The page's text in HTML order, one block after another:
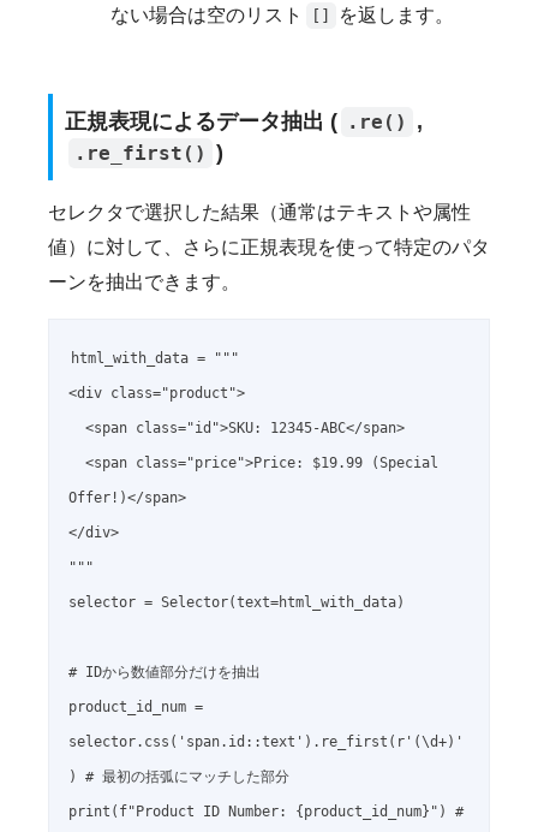
ない場合は空のリスト
[] を返します。
正規表現によるデータ抽出 ( .re() ,
.re_first() )
セレクタで選択した結果（通常はテキストや属性
値）に対して、さらに正規表現を使って特定のパタ
ーンを抽出できます。
html_with_data = """
<div class="product">
Offer!)</span>
</div>
"""
selector = Selector(text=html_with_data)
# IDから数値部分だけを抽出
product_id_num =
selector.css('span.id::text').re_first(r'(\d+)'
) # 最初の括弧にマッチした部分
print(f"Product ID Number: {product_id_num}") #